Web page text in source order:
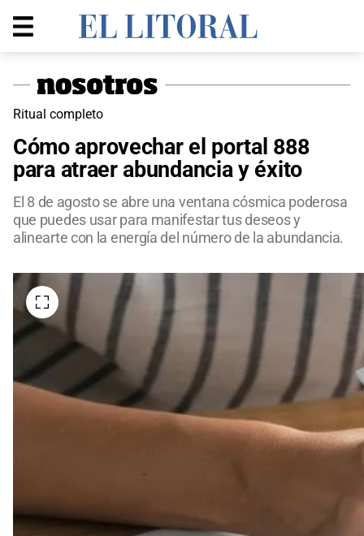
Ritual completo
Cómo aprovechar el portal 888
para atraer abundancia y éxito
El 8 de agosto se abre una ventana cósmica poderosa
que puedes usar para manifestar tus deseos y
alinearte con la energía del número de la abundancia.